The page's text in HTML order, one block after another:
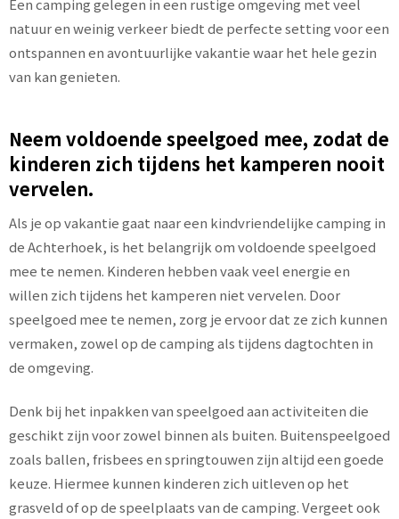
Een camping gelegen in een rustige omgeving met veel
natuur en weinig verkeer biedt de perfecte setting voor een
ontspannen en avontuurlijke vakantie waar het hele gezin
van kan genieten.
Neem voldoende speelgoed mee, zodat de
kinderen zich tijdens het kamperen nooit
vervelen.
Als je op vakantie gaat naar een kindvriendelijke camping in
de Achterhoek, is het belangrijk om voldoende speelgoed
mee te nemen. Kinderen hebben vaak veel energie en
willen zich tijdens het kamperen niet vervelen. Door
speelgoed mee te nemen, zorg je ervoor dat ze zich kunnen
vermaken, zowel op de camping als tijdens dagtochten in
de omgeving.
Denk bij het inpakken van speelgoed aan activiteiten die
geschikt zijn voor zowel binnen als buiten. Buitenspeelgoed
zoals ballen, frisbees en springtouwen zijn altijd een goede
keuze. Hiermee kunnen kinderen zich uitleven op het
grasveld of op de speelplaats van de camping. Vergeet ook